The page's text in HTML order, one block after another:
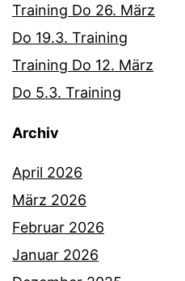
Training Do 26. März
Do 19.3. Training
Training Do 12. März
Do 5.3. Training
Archiv
April 2026
März 2026
Februar 2026
Januar 2026